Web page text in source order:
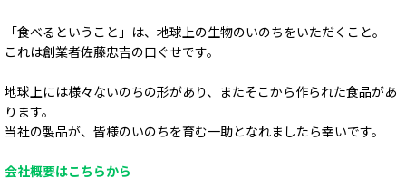
「食べるということ」は、地球上の生物のいのちをいただくこと。
これは創業者佐藤忠吉の口ぐせです。
地球上には様々ないのちの形があり、またそこから作られた食品があ
ります。
当社の製品が、皆様のいのちを育む一助となれましたら幸いです。
会社概要はこちらから